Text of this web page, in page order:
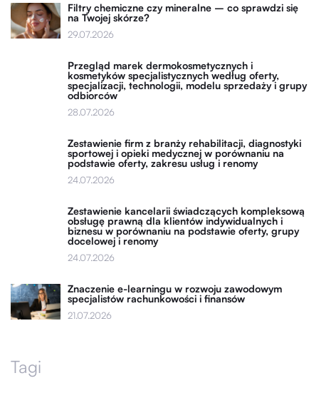
Filtry chemiczne czy mineralne – co sprawdzi się
na Twojej skórze?
29.07.2026
Przegląd marek dermokosmetycznych i
kosmetyków specjalistycznych według oferty,
specjalizacji, technologii, modelu sprzedaży i grupy
odbiorców
28.07.2026
Zestawienie firm z branży rehabilitacji, diagnostyki
sportowej i opieki medycznej w porównaniu na
podstawie oferty, zakresu usług i renomy
24.07.2026
Zestawienie kancelarii świadczących kompleksową
obsługę prawną dla klientów indywidualnych i
biznesu w porównaniu na podstawie oferty, grupy
docelowej i renomy
24.07.2026
Znaczenie e-learningu w rozwoju zawodowym
specjalistów rachunkowości i finansów
21.07.2026
Tagi